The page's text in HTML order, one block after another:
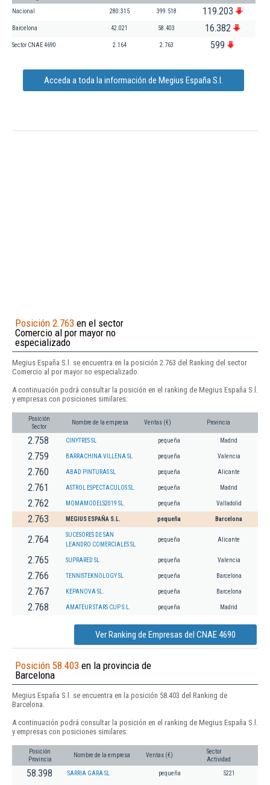
Nacional 280.315 399.518 119.203
Barcelona 42.021 58.403 16.382
Sector CNAE 4690 2.164 2.763 599
Acceda a toda la información de Megius España S.l.
Posición 2.763 en el sector
Comercio al por mayor no
especializado
Megius España S.l. se encuentra en la posición 2.763 del Ranking del sector
Comercio al por mayor no especializado.
A continuación podrá consultar la posición en el ranking de Megius España S.l.
y empresas con posiciones similares:
Posición
Sector
Nombre de la empresa Ventas (€) Provincia
2.758 CINYTRES SL pequeña Madrid
2.759 BARRACHINA VILLENA SL pequeña Valencia
2.760 ABAD PINTURAS SL pequeña Alicante
2.761 ASTROL ESPECTACULOS SL. pequeña Madrid
2.762 MOMAMODELS2019 SL. pequeña Valladolid
2.763 MEGIUS ESPAÑA S.L. pequeña Barcelona
2.764
SUCESORES DE SAN
LEANDRO COMERCIALES SL
pequeña Alicante
2.765 SUPRARED SL pequeña Valencia
2.766 TENNISTEKNOLOGY SL pequeña Barcelona
2.767 KEPANOVA SL. pequeña Barcelona
2.768 AMATEUR STARS CUP S.L. pequeña Madrid
Ver Ranking de Empresas del CNAE 4690
Posición 58.403 en la provincia de
Barcelona
Megius España S.l. se encuentra en la posición 58.403 del Ranking de
Barcelona.
A continuación podrá consultar la posición en el ranking de Megius España S.l.
y empresas con posiciones similares:
Posición
Provincia
Nombre de la empresa Ventas (€)
Sector
Actividad
58.398 SARRIA GARA SL pequeña 5221